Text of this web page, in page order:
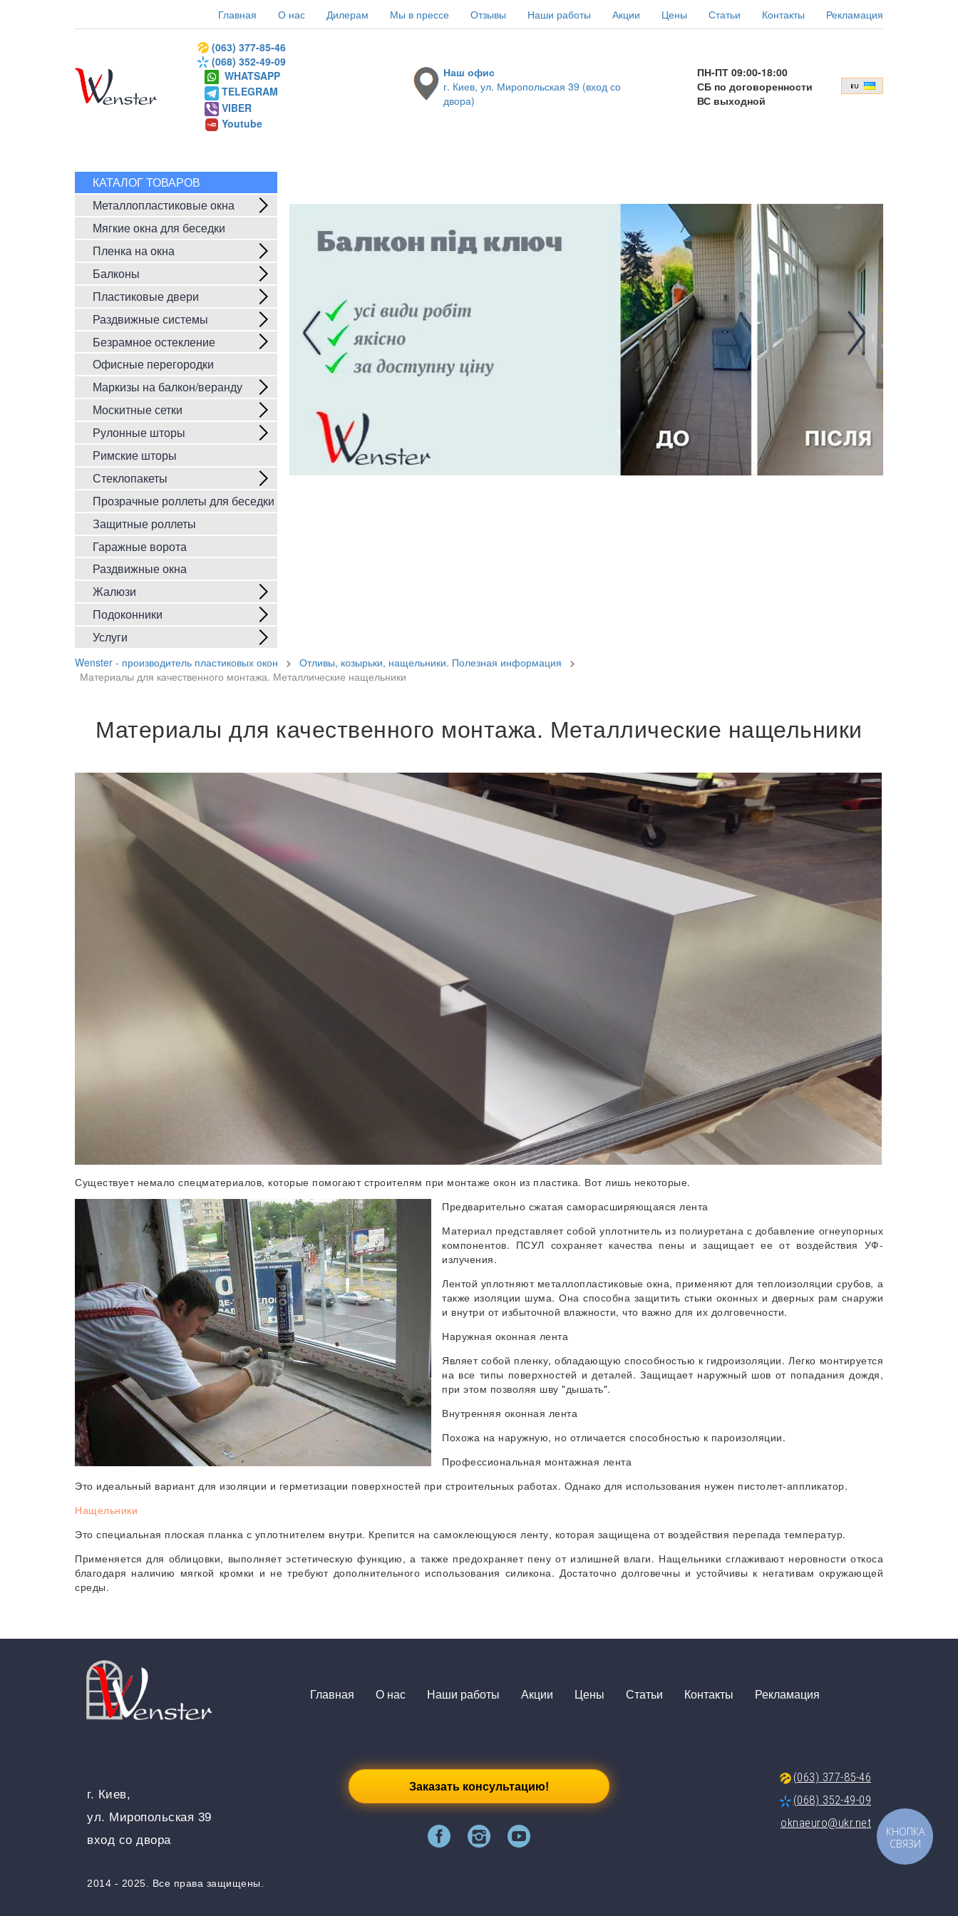
Главная О нас Дилерам Мы в прессе Отзывы Наши работы Акции Цены Статьи Контакты Рекламация
(063) 377-85-46
(068) 352-49-09
WHATSAPP
TELEGRAM
VIBER
Youtube
Наш офис
г. Киев, ул. Миропольская 39 (вход со
двора)
ПН-ПТ 09:00-18:00
СБ по договоренности
ВС выходной
КАТАЛОГ ТОВАРОВ
Металлопластиковые окна
Мягкие окна для беседки
Пленка на окна
Балконы
Пластиковые двери
Раздвижные системы
Безрамное остекление
Офисные перегородки
Маркизы на балкон/веранду
Москитные сетки
Рулонные шторы
Римские шторы
Стеклопакеты
Прозрачные роллеты для беседки
Защитные роллеты
Гаражные ворота
Раздвижные окна
Жалюзи
Подоконники
Услуги
Wenster - производитель пластиковых окон > Отливы, козырьки, нащельники. Полезная информация
>
Материалы для качественного монтажа. Металлические нащельники
Материалы для качественного монтажа. Металлические нащельники
Существует немало спецматериалов, которые помогают строителям при монтаже окон из пластика. Вот лишь некоторые.
Предварительно сжатая саморасширяющаяся лента
Материал представляет собой уплотнитель из полиуретана с добавление огнеупорных
компонентов. ПСУЛ сохраняет качества пены и защищает ее от воздействия УФ-
излучения.
Лентой уплотняют металлопластиковые окна, применяют для теплоизоляции срубов, а
также изоляции шума. Она способна защитить стыки оконных и дверных рам снаружи
и внутри от избыточной влажности, что важно для их долговечности.
Наружная оконная лента
Являет собой пленку, обладающую способностью к гидроизоляции. Легко монтируется
на все типы поверхностей и деталей. Защищает наружный шов от попадания дождя,
при этом позволяя шву "дышать".
Внутренняя оконная лента
Похожа на наружную, но отличается способностью к пароизоляции.
Профессиональная монтажная лента
Это идеальный вариант для изоляции и герметизации поверхностей при строительных работах. Однако для использования нужен пистолет-аппликатор.
Нащельники
Это специальная плоская планка с уплотнителем внутри. Крепится на самоклеющуюся ленту, которая защищена от воздействия перепада температур.
Применяется для облицовки, выполняет эстетическую функцию, а также предохраняет пену от излишней влаги. Нащельники сглаживают неровности откоса
благодаря наличию мягкой кромки и не требуют дополнительного использования силикона. Достаточно долговечны и устойчивы к негативам окружающей
среды.
Главная О нас Наши работы Акции Цены Статьи Контакты Рекламация
г. Киев,
ул. Миропольская 39
вход со двора
Заказать консультацию!
(063) 377-85-46
(068) 352-49-09
oknaeuro@ukr.net
2014 - 2025. Все права защищены.
КНОПКА
СВЯЗИ